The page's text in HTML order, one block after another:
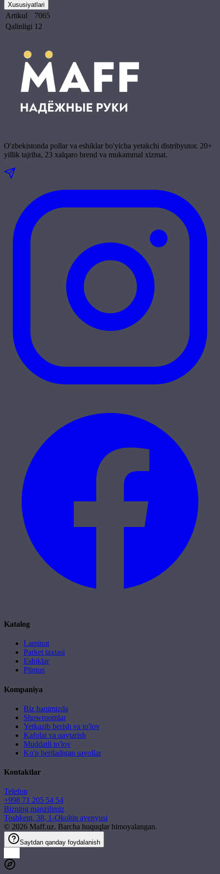
Xususiyatlari
Artikul
7065
Qalinligi 12
O'zbekistonda pollar va eshiklar bo'yicha yetakchi distribyutor. 20+
yillik tajriba, 23 xalqaro brend va mukammal xizmat.
Katalog
Laminat
Parket taxtasi
Eshiklar
Plintus
Kompaniya
Biz haqimizda
Showroomlar
Yetkazib berish va to'lov
Kafolat va qaytarish
Muddatli to'lov
Ko'p beriladigan savollar
Kontaktlar
Telefon
+998 71 205 54 54
Bizning manzilimiz
Toshkent, 38, 1-Okoltin avenyusi
© 2026 Maff.uz. Barcha huquqlar himoyalangan.
Saytdan qanday foydalanish